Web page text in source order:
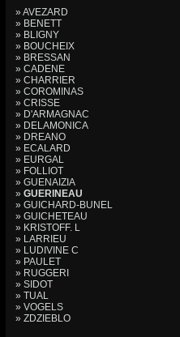
» AVEZARD
» BENETT
» BLIGNY
» BOUCHEIX
» BRESSAN
» CADENE
» CHARRIER
» COROMINAS
» CRISSE
» D'ARMAGNAC
» DELAMONICA
» DREANO
» ECALARD
» EURGAL
» FOLLIOT
» GUENAIZIA
» GUERINEAU
» GUICHARD-BUNEL
» GUICHETEAU
» KRISTOFF. L
» LARRIEU
» LUDIVINE C
» PAULET
» RUGGERI
» SIDOT
» TUAL
» VOGELS
» ZDZIEBLO